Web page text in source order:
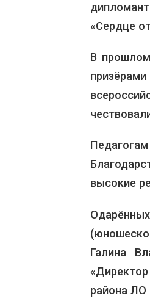
«Сердце
В
высокие
Галина
района ЛО